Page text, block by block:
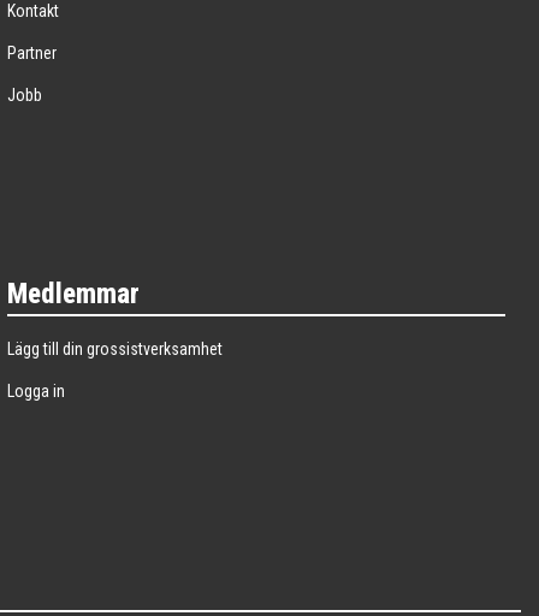
Kontakt
Partner
Jobb
Medlemmar
Lägg till din grossistverksamhet
Logga in